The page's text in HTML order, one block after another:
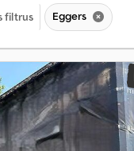
filtrus Eggers